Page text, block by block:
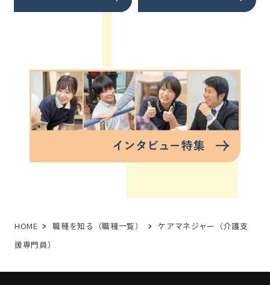
HOME 職種を知る（職種一覧）
ケアマネジャー（介護支
援専門員）